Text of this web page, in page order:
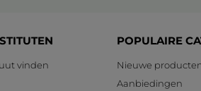
vinden
POPULAIRE
Nieuwe
Aanbiedingen